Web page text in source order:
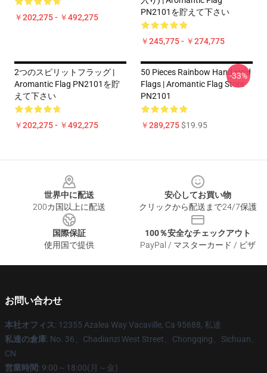
￥202,275 - ￥492,275
PN2101を貯えて下さい
￥245,775 - ￥274,775
2つのスピリットフラッグ |
Aromantic Flag PN2101を貯
えて下さい
￥202,275 - ￥492,275
50 Pieces Rainbow Hand Held
Flags | Aromantic Flag Store
PN2101
￥289,275$19.95
-33%
世界中に配送
200カ国以上に配送
安心してお買い物
クリックから配送まで24/7保護
国際保証
使用国で提供
100％安全なチェックアウト
PayPal / マスターカード / ビザ
お問い合わせ
本社オフィス: 12355 Azalea Way Vacaville, Ca 95688, 私達
私達の倉庫: No. 36、Chadianzi West Street、Chongqing、Sichuan、
CN
営業時間: 9:00～18:00(月～金)